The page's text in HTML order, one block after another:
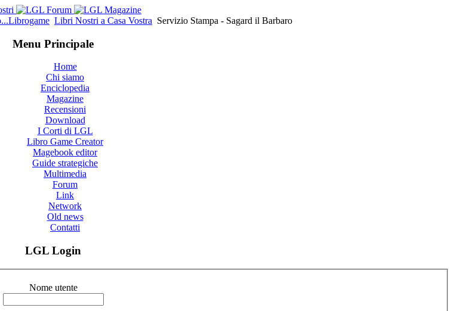
Libri Nostri a Casa Vostra Servizio Stampa - Sagard il Barbaro
Menu Principale
Home
Chi siamo
Enciclopedia
Magazine
Recensioni
Download
I Corti di LGL
Libro Game Creator
Magebook editor
Guide strategiche
Multimedia
Forum
Link
Network
Old news
Contatti
LGL Login
Nome utente